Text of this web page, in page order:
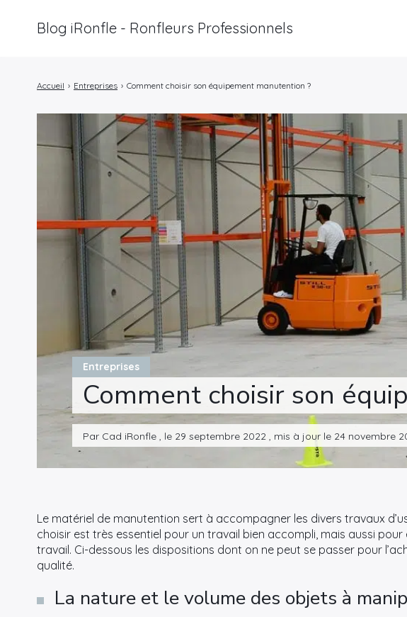
Entreprises
Comment choisir son
Par Cad iRonfle , le 29 septembre 2022 , mis à jour le 24 novembre
Accueil › Entreprises › Comment choisir son équipement manutention ?
Le matériel de manutention sert à accompagner les divers travaux
choisir est très essentiel pour un travail bien accompli, mais aussi
travail. Ci-dessous les dispositions dont on ne peut se passer pour
qualité.
La nature et le volume des objets à
Blog iRonfle - Ronfleurs Professionnels